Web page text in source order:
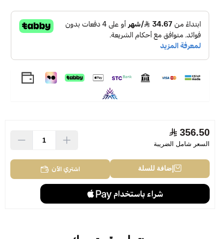
ليخرج لنا بهذه الاثارة الطاغية .
Guerlain Black Perfecto by La Petite Robe Noire
Parfum 100ml
356.50
السعر شامل الضريبة
إضافة للسلة اشتري الآن